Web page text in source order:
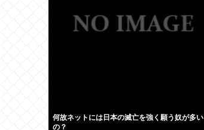
何故ネットには日本の滅亡を強く願う奴が多い
の？